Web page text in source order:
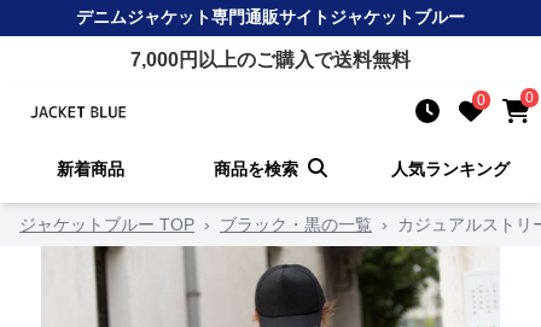
デニムジャケット専門通販サイトジャケットブルー
7,000円以上のご購入で送料無料
0 0
新着商品 商品を検索 人気ランキング
ジャケットブルー TOP › ブラック・黒の一覧 › カジュアルストリ